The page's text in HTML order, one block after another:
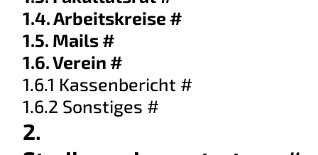
1.4. Arbeitskreise #
1.5. Mails #
1.6. Verein #
1.6.1 Kassenbericht #
1.6.2 Sonstiges #
2.